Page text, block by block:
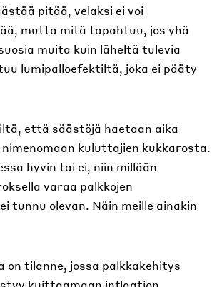
pitää, velaksi ei voi
mutta mitä tapahtuu, jos yhä
muita kuin läheltä tulevia
lumipalloefektiltä, joka ei pääty
että säästöjä haetaan aika
kuluttajien kukkarosta.
hyvin tai ei, niin millään
varaa palkkojen
tunnu olevan. Näin meille ainakin
on tilanne, jossa palkkakehitys